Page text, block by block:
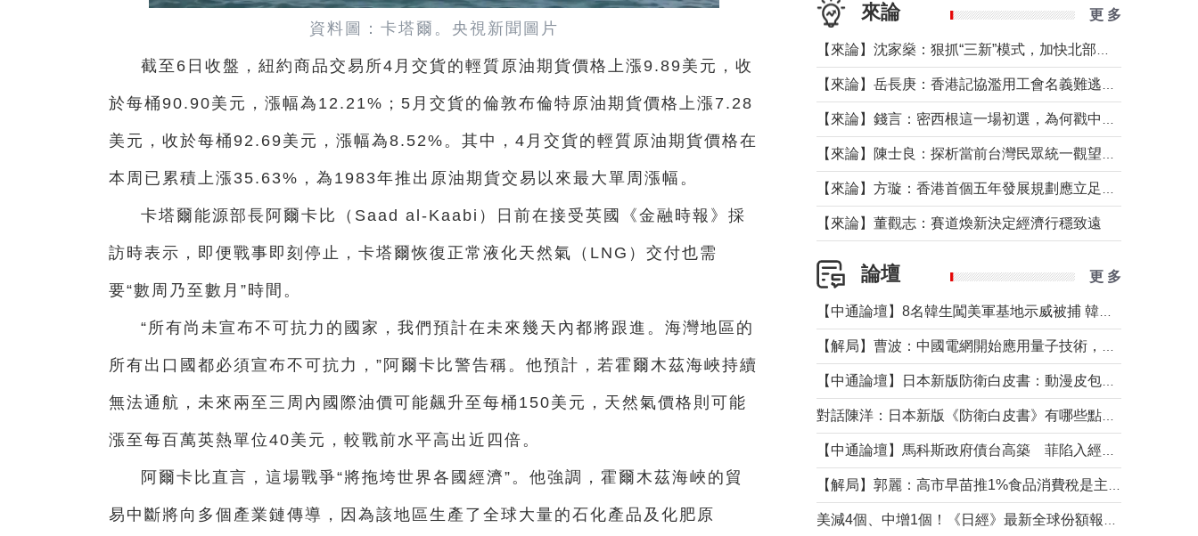
資料圖：卡塔爾。央視新聞圖片
截至6日收盤，紐約商品交易所4月交貨的輕質原油期貨價格上漲9.89美元，收
於每桶90.90美元，漲幅為12.21%；5月交貨的倫敦布倫特原油期貨價格上漲7.28
美元，收於每桶92.69美元，漲幅為8.52%。其中，4月交貨的輕質原油期貨價格在
本周已累積上漲35.63%，為1983年推出原油期貨交易以來最大單周漲幅。
卡塔爾能源部長阿爾卡比（Saad al-Kaabi）日前在接受英國《金融時報》採
訪時表示，即便戰事即刻停止，卡塔爾恢復正常液化天然氣（LNG）交付也需
要“數周乃至數月”時間。
“所有尚未宣布不可抗力的國家，我們預計在未來幾天內都將跟進。海灣地區的
所有出口國都必須宣布不可抗力，”阿爾卡比警告稱。他預計，若霍爾木茲海峽持續
無法通航，未來兩至三周內國際油價可能飆升至每桶150美元，天然氣價格則可能
漲至每百萬英熱單位40美元，較戰前水平高出近四倍。
阿爾卡比直言，這場戰爭“將拖垮世界各國經濟”。他強調，霍爾木茲海峽的貿
易中斷將向多個產業鏈傳導，因為該地區生產了全球大量的石化產品及化肥原
來論 更 多
【來論】董觀志：賽道煥新決定經濟行穩致遠
論壇 更 多